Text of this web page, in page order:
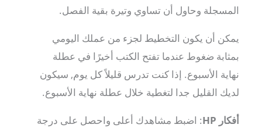
المسجلة وحاول أن تساوي وتيرة بقية الفصل.
يمكن أن يكون التخطيط لجزء من عملك اليومي
بمثابة ضغوط عندما تفتح الكتب أخيرًا في عطلة
نهاية الأسبوع. إذا كنت تدرس قليلاً كل يوم, سيكون
لديك القليل جدا لتغطية خلال عطلة نهاية الأسبوع.
أفكار HP
: اضبط مشاهدك أعلى واحصل على درجة